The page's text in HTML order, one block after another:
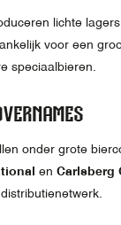
lichte
voor een
speciaalbieren.
onder grote
en Carlsberg